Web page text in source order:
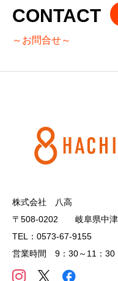
CONTACT
～お問合せ～
株式会社 八高
〒508-0202 岐阜県中
TEL：0573-67-9155
営業時間 9：30～11：